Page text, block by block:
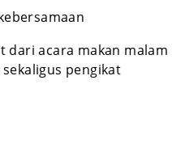
dari acara makan malam
pengikat